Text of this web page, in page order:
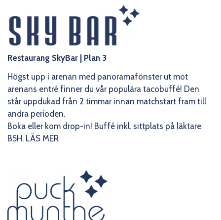
Restaurang SkyBar | Plan 3
Högst upp i arenan med panoramafönster ut mot
arenans entré finner du vår populära tacobuffé! Den
står uppdukad från 2 timmar innan matchstart fram till
andra perioden.
Boka eller kom drop-in! Buffé inkl. sittplats på läktare
B5H. LÄS MER